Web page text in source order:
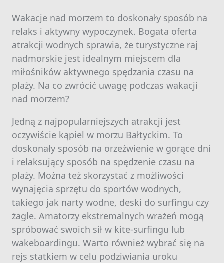
Wakacje nad morzem to doskonały sposób na
relaks i aktywny wypoczynek. Bogata oferta
atrakcji wodnych sprawia, że turystyczne raj
nadmorskie jest idealnym miejscem dla
miłośników aktywnego spędzania czasu na
plaży. Na co zwrócić uwagę podczas wakacji
nad morzem?
Jedną z najpopularniejszych atrakcji jest
oczywiście kąpiel w morzu Bałtyckim. To
doskonały sposób na orzeźwienie w gorące dni
i relaksujący sposób na spędzenie czasu na
plaży. Można też skorzystać z możliwości
wynajęcia sprzętu do sportów wodnych,
takiego jak narty wodne, deski do surfingu czy
żagle. Amatorzy ekstremalnych wrażeń mogą
spróbować swoich sił w kite-surfingu lub
wakeboardingu. Warto również wybrać się na
rejs statkiem w celu podziwiania uroku